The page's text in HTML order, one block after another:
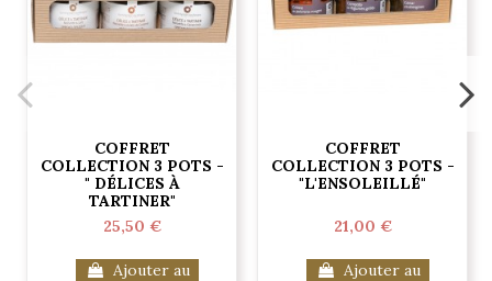
COFFRET
COLLECTION 3 POTS -
" DÉLICES À
TARTINER"
25,50 €
Ajouter au
COFFRET
COLLECTION 3 POTS -
"L'ENSOLEILLÉ"
21,00 €
Ajouter au